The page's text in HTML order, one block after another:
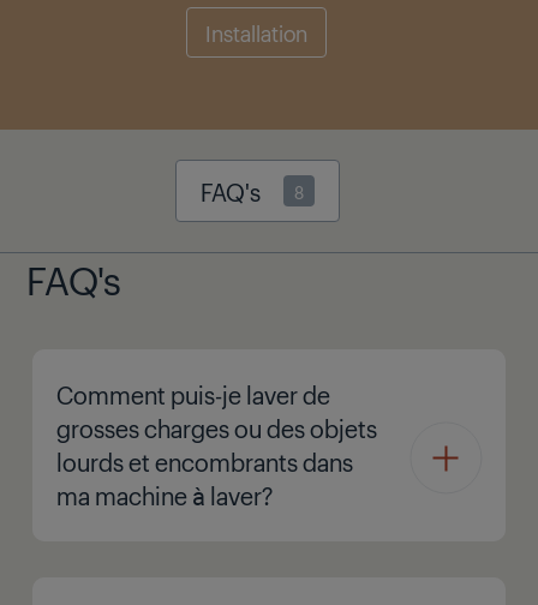
Installation
FAQ's 8
FAQ's
Comment puis-je laver de
grosses charges ou des objets
lourds et encombrants dans
ma machine à laver?